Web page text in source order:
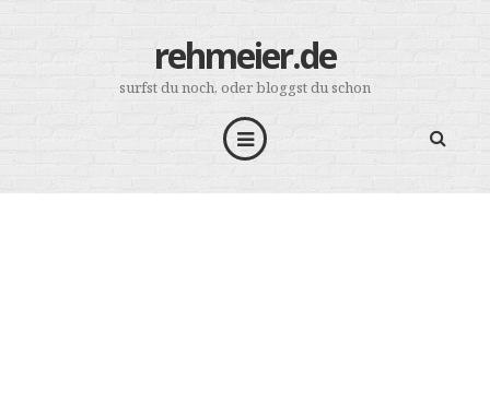
rehmeier.de
surfst du noch, oder bloggst du schon